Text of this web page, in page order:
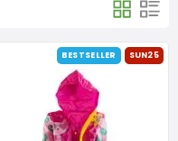
BESTSELLER SUN25